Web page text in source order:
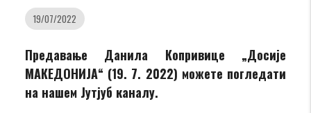
19/07/2022
Предавање Данила Копривице „Досије
МАКЕДОНИЈА“ (19. 7. 2022) можете погледати
на нашем Јутјуб каналу.